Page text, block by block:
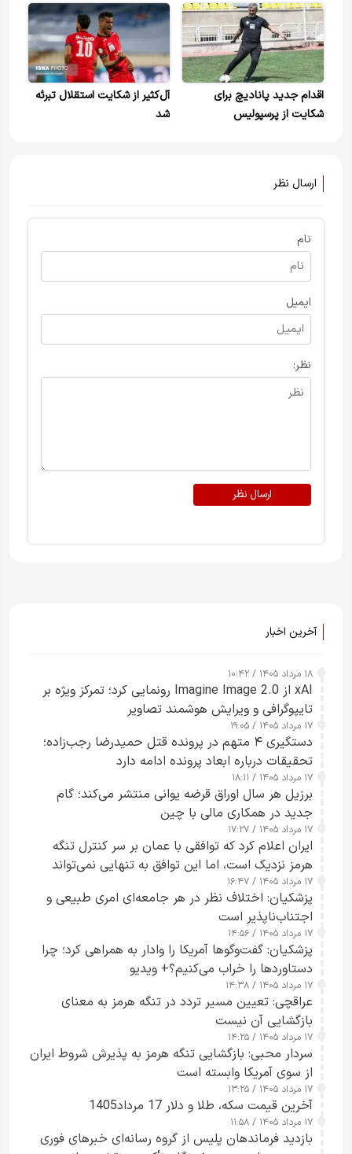
اقدام جدید پانادیچ برای
شکایت از پرسپولیس
آل‌کثیر از شکایت استقلال تبرئه
شد
ارسال نظر
نام
ایمیل
نظر:
ارسال نظر
آخرین اخبار
۱۸ مرداد ۱۴۰۵ / ۱۰:۴۲
xAI از Imagine Image 2.0 رونمایی کرد؛ تمرکز ویژه بر
تایپوگرافی و ویرایش هوشمند تصاویر
۱۷ مرداد ۱۴۰۵ / ۱۹:۰۵
دستگیری ۴ متهم در پرونده قتل حمیدرضا رجب‌زاده؛
تحقیقات درباره ابعاد پرونده ادامه دارد
۱۷ مرداد ۱۴۰۵ / ۱۸:۱۱
برزیل هر سال اوراق قرضه یوانی منتشر می‌کند؛ گام
جدید در همکاری مالی با چین
۱۷ مرداد ۱۴۰۵ / ۱۷:۲۷
ایران اعلام کرد که توافقی با عمان بر سر کنترل تنگه
هرمز نزدیک است، اما این توافق به تنهایی نمی‌تواند
آبراه را آزاد کند
۱۷ مرداد ۱۴۰۵ / ۱۶:۴۷
پزشکیان: اختلاف نظر در هر جامعه‌ای امری طبیعی و
اجتناب‌ناپذیر است
۱۷ مرداد ۱۴۰۵ / ۱۴:۵۶
پزشکیان: گفت‌وگوها آمریکا را وادار به همراهی کرد؛ چرا
دستاوردها را خراب می‌کنیم؟+ ویدیو
۱۷ مرداد ۱۴۰۵ / ۱۴:۳۸
عراقچی: تعیین مسیر تردد در تنگه هرمز به معنای
بازگشایی آن نیست
۱۷ مرداد ۱۴۰۵ / ۱۴:۲۵
سردار محبی: بازگشایی تنگه هرمز به پذیرش شروط ایران
از سوی آمریکا وابسته است
۱۷ مرداد ۱۴۰۵ / ۱۳:۲۵
آخرین قیمت سکه، طلا و دلار 17 مرداد1405
۱۷ مرداد ۱۴۰۵ / ۱۱:۵۸
بازدید فرماندهان پلیس از گروه رسانه‌ای خبرهای فوری